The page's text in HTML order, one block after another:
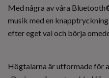
Med några av våra
musik med en
efter eget val och börja
Högtalarna är utformade för